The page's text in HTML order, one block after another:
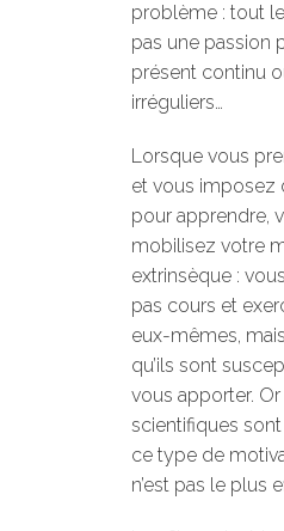
problème : tout
pas une passion
présent continu
irréguliers…
Lorsque vous
et vous imposez
pour apprendre,
mobilisez votre
extrinsèque :
pas cours et
eux-mêmes,
qu’ils sont
vous apporter. Or
scientifiques sont
ce type de
n’est pas le plus